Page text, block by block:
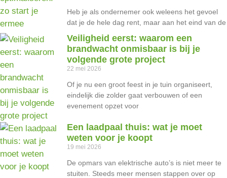
Heb je als ondernemer ook weleens het gevoel
dat je de hele dag rent, maar aan het eind van de
Veiligheid eerst: waarom een
brandwacht onmisbaar is bij je
volgende grote project
22 mei 2026
Of je nu een groot feest in je tuin organiseert,
eindelijk die zolder gaat verbouwen of een
evenement opzet voor
Een laadpaal thuis: wat je moet
weten voor je koopt
19 mei 2026
De opmars van elektrische auto’s is niet meer te
stuiten. Steeds meer mensen stappen over op